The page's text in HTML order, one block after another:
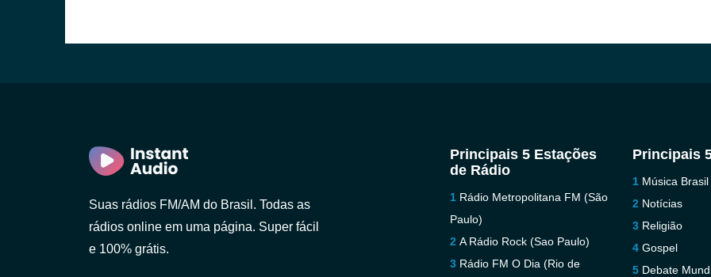
Suas rádios FM/AM do Brasil. Todas as
rádios online em uma página. Super fácil
e 100% grátis.
Principais 5 Estações
de Rádio
Rádio Metropolitana FM (São
Paulo)
A Rádio Rock (Sao Paulo)
Rádio FM O Dia (Rio de
Principais
Música Brasil
Notícias
Religião
Gospel
Debate